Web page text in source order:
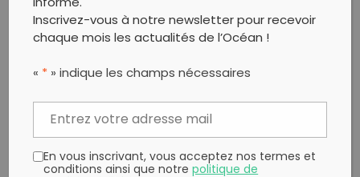
Inscrivez-vous à notre newsletter pour recevoir
chaque mois les actualités de l’Océan !
« * » indique les champs nécessaires
En vous inscrivant, vous acceptez nos termes et
conditions ainsi que notrepolitique de